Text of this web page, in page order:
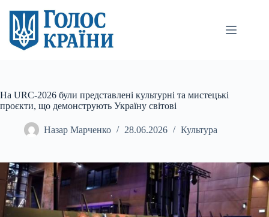
вмісту
На URC-2026 були представлені культурні та мистецькі
проєкти, що демонструють Україну світові
Назар Марченко 28.06.2026 Культура